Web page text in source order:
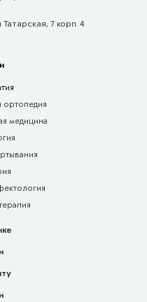
7 корп. 4
ортопедия
медицина